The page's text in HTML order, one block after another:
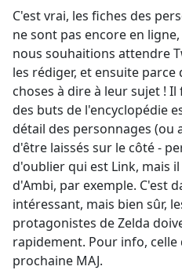
C'est vrai, les fiches des
ne sont pas encore en
nous souhaitions attendre
les rédiger, et ensuite
choses à dire à leur sujet !
des buts de l'encyclopédie
détail des personnages (ou
d'être laissés sur le côté -
d'oublier qui est Link, mais
d'Ambi, par exemple. C'est
intéressant, mais bien sûr,
protagonistes de Zelda
rapidement. Pour info, celle
prochaine MAJ.